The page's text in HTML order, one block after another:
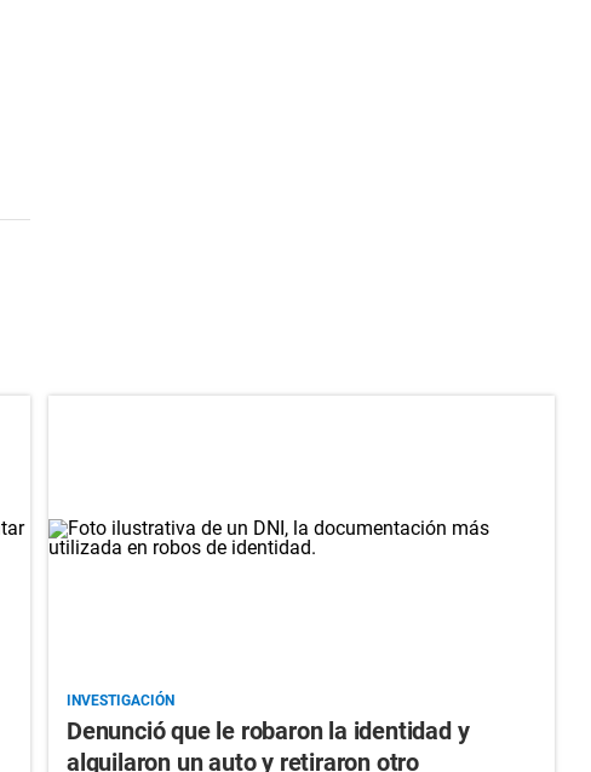
INVESTIGACIÓN
Denunció que le robaron la identidad y
alquilaron un auto y retiraron otro